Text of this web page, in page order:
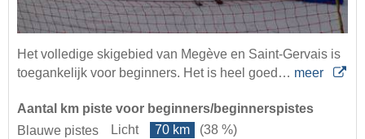
Het volledige skigebied van Megève en Saint-Gervais is
toegankelijk voor beginners. Het is heel goed… meer
Aantal km piste voor beginners/beginnerspistes
Blauwe pistes
Licht 70 km
(38 %)